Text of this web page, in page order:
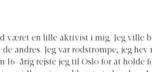
været en lille aktivist i mig. Jeg ville
de andres. Jeg var rødstrømpe, jeg
16-årig rejste jeg til Oslo for at holde